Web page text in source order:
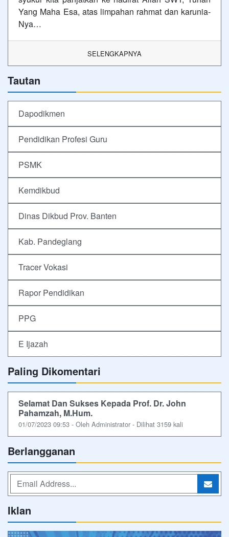
Yang Maha Esa, atas limpahan rahmat dan karunia-
Nya…
SELENGKAPNYA
Tautan
Dapodikmen
Pendidikan Profesi Guru
PSMK
Kemdikbud
Dinas Dikbud Prov. Banten
Kab. Pandeglang
Tracer Vokasi
Rapor Pendidikan
PPG
E Ijazah
Paling Dikomentari
Selamat Dan Sukses Kepada Prof. Dr. John
Pahamzah, M.Hum.
01/07/2023 09:53 - Oleh Administrator - Dilihat 3159 kali
Berlangganan
Iklan